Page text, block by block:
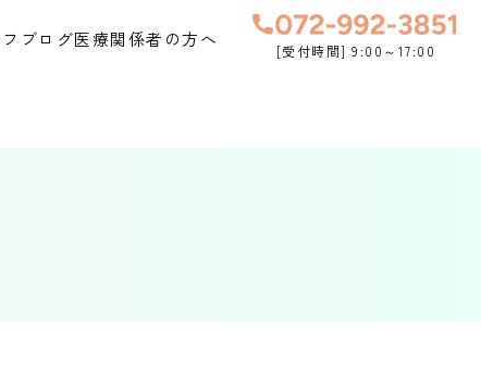
ブログ医療関係者の方へ
[受付時間] 9:00～17:00